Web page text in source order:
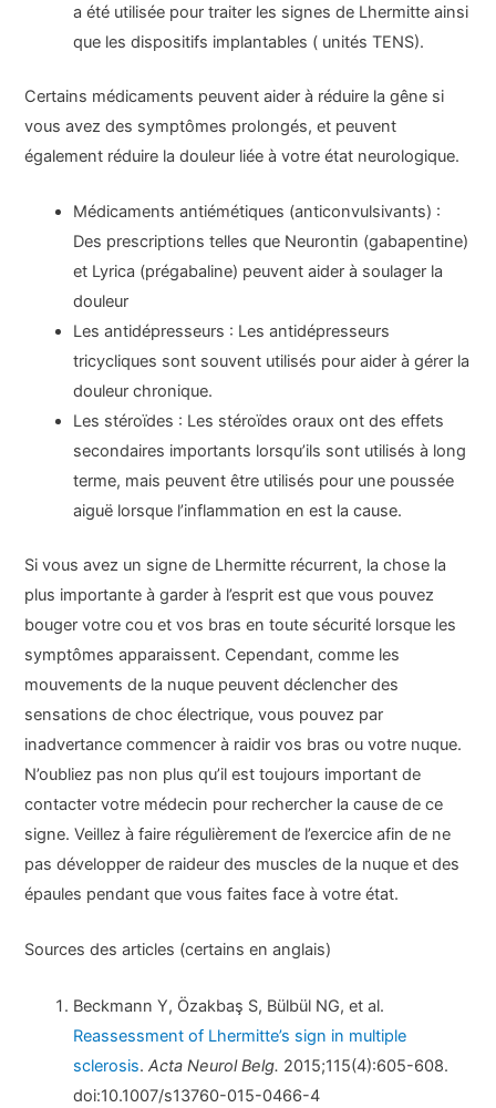
a été utilisée pour traiter les signes de Lhermitte ainsi
que les dispositifs implantables ( unités TENS).
Certains médicaments peuvent aider à réduire la gêne si
vous avez des symptômes prolongés, et peuvent
également réduire la douleur liée à votre état neurologique.
Médicaments antiémétiques (anticonvulsivants) :
Des prescriptions telles que Neurontin (gabapentine)
et Lyrica (prégabaline) peuvent aider à soulager la
douleur
Les antidépresseurs : Les antidépresseurs
tricycliques sont souvent utilisés pour aider à gérer la
douleur chronique.
Les stéroïdes : Les stéroïdes oraux ont des effets
secondaires importants lorsqu’ils sont utilisés à long
terme, mais peuvent être utilisés pour une poussée
aiguë lorsque l’inflammation en est la cause.
Si vous avez un signe de Lhermitte récurrent, la chose la
plus importante à garder à l’esprit est que vous pouvez
bouger votre cou et vos bras en toute sécurité lorsque les
symptômes apparaissent. Cependant, comme les
mouvements de la nuque peuvent déclencher des
sensations de choc électrique, vous pouvez par
inadvertance commencer à raidir vos bras ou votre nuque.
N’oubliez pas non plus qu’il est toujours important de
contacter votre médecin pour rechercher la cause de ce
signe. Veillez à faire régulièrement de l’exercice afin de ne
pas développer de raideur des muscles de la nuque et des
épaules pendant que vous faites face à votre état.
Sources des articles (certains en anglais)
Beckmann Y, Özakbaş S, Bülbül NG, et al.
Reassessment of Lhermitte’s sign in multiple
sclerosis.Acta Neurol Belg. 2015;115(4):605-608.
doi:10.1007/s13760-015-0466-4